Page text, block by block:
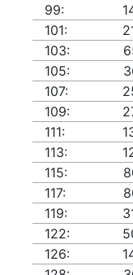
99:
101:
103:
105:
107:
109:
111:
113:
115:
117:
119:
122:
126: